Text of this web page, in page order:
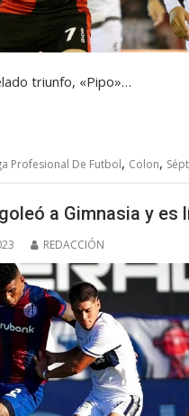
triunfo, «Pipo»…
Profesional De Futbol, Colon,
a Gimnasia y
REDACCIÓN